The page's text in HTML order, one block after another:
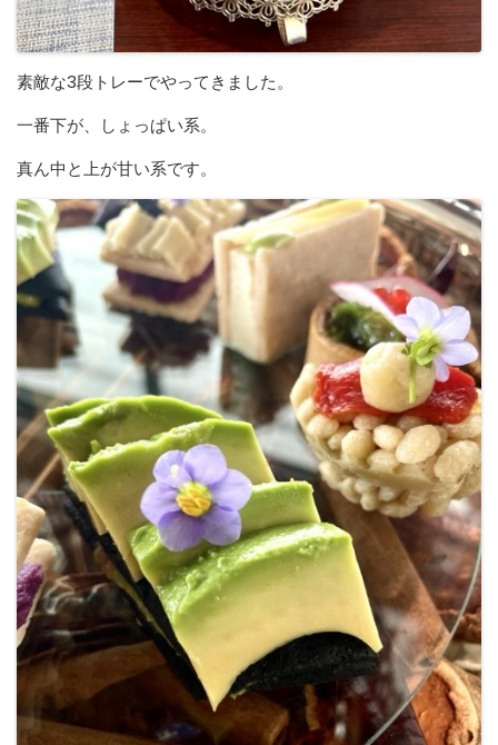
素敵な3段トレーでやってきました。
一番下が、しょっぱい系。
真ん中と上が甘い系です。